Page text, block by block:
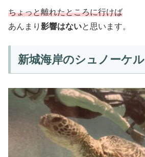
ちょっと離れたところに行けば
あんまり 影響はないと思います。
新城海岸のシュノーケル